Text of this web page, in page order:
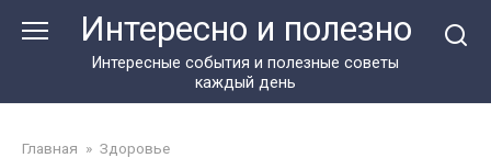
Интересно и полезно
Интересные события и полезные советы
каждый день
Главная » Здоровье